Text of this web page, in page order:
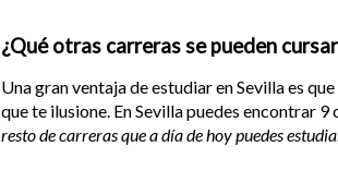
¿Qué otras carreras se pueden
Una gran ventaja de estudiar en Sevilla es
que te ilusione. En Sevilla puedes encontrar
resto de carreras que a día de hoy puedes